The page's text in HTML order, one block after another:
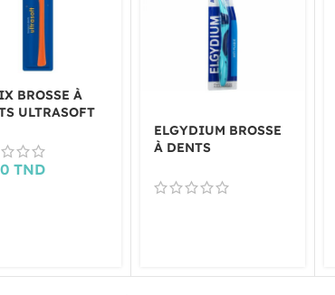
BROSSE À
ULTRASOFT
TND
ELGYDIUM BROSSE
À DENTS
MEDIUM